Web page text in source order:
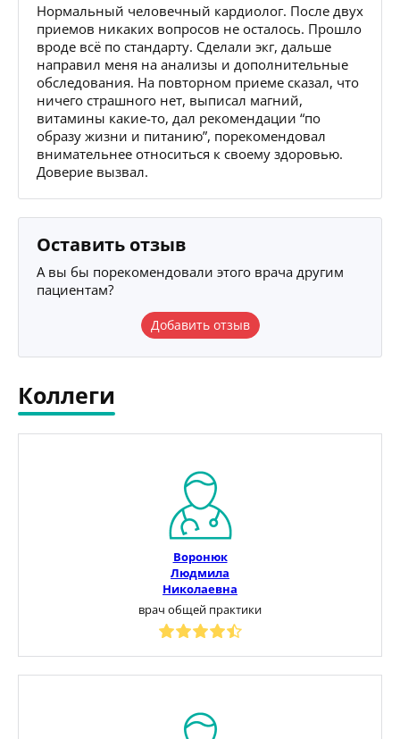
Нормальный человечный кардиолог. После двух
приемов никаких вопросов не осталось. Прошло
вроде всё по стандарту. Сделали экг, дальше
направил меня на анализы и дополнительные
обследования. На повторном приеме сказал, что
ничего страшного нет, выписал магний,
витамины какие-то, дал рекомендации “по
образу жизни и питанию”, порекомендовал
внимательнее относиться к своему здоровью.
Доверие вызвал.
Оставить отзыв
А вы бы порекомендовали этого врача другим
пациентам?
Добавить отзыв
Коллеги
Воронюк
Людмила
Николаевна
врач общей практики